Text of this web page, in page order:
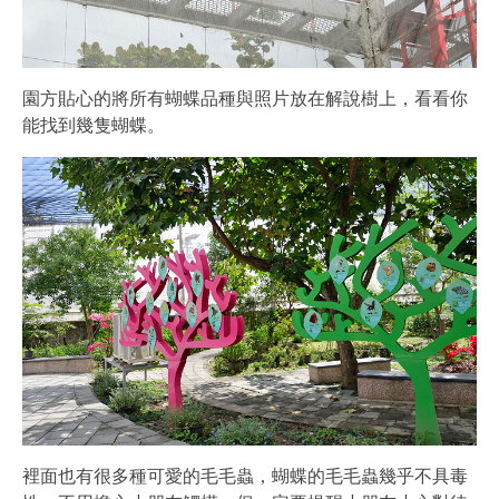
園方貼心的將所有蝴蝶品種與照片放在解說樹上，看看你
能找到幾隻蝴蝶。
裡面也有很多種可愛的毛毛蟲，蝴蝶的毛毛蟲幾乎不具毒